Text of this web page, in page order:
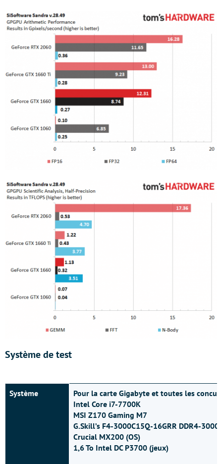
Système de test
Système
Pour la carte Gigabyte et toutes les
Intel Core i7-7700K
MSI Z170 Gaming M7
G.Skill’s F4-3000C15Q-16GRR DDR4-3000
Crucial MX200 (OS)
1,6 To Intel DC P3700 (jeux)